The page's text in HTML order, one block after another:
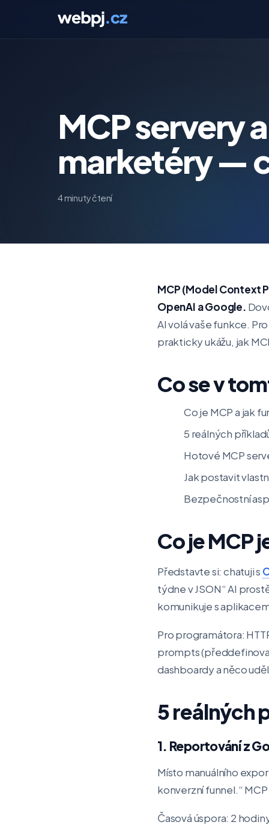
MCP servery
marketéry —
4 minuty čtení
MCP (Model Context
OpenAI a Google.
AI volá vaše funkce.
prakticky ukážu, jak
Co se v
Co je MCP a jak
5 reálných
Hotové MCP
Jak postavit
Bezpečnostní
Co je MCP
Představte si: chatuji s
týdne v JSON“ AI
komunikuje s
Pro programátora:
prompts
dashboardy a něco
5 reálných
1. Reportování z
Místo manuálního
konverzní funnel.“
Časová úspora: 2